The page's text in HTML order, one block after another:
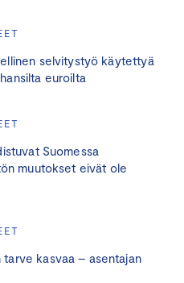
selvitystyö käytettyä
euroilta
Suomessa
muutokset eivät ole
kasvaa – asentajan